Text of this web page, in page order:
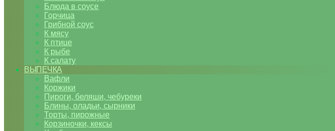
Блюда в соусе
Горчица
Грибной соус
К мясу
К птице
К рыбе
К салату
ВЫПЕЧКА
Вафли
Коржики
Пироги, беляши, чебуреки
Блины, оладьи, сырники
Торты, пирожные
Корзиночки, кексы